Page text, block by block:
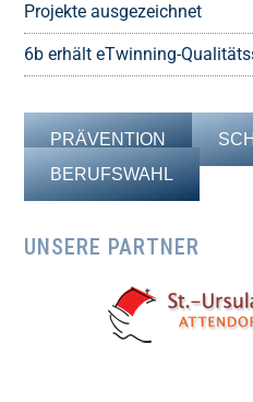
Projekte ausgezeichnet
6b erhält eTwinning-
PRÄVENTION
BERUFSWAHL
UNSERE PARTNER